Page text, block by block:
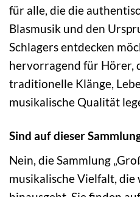
für alle, die die
Blasmusik und den
Schlagers entdecken
hervorragend für Hörer,
traditionelle Klänge,
musikalische Qualität
Sind auf dieser
Nein, die Sammlung
musikalische Vielfalt, die